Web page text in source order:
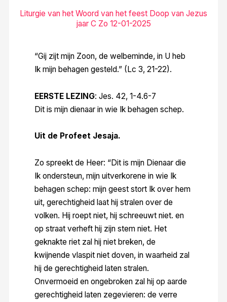
Liturgie van het Woord van het feest Doop van Jezus
jaar C Zo 12-01-2025
“Gij zijt mijn Zoon, de welbeminde, in U heb
Ik mijn behagen gesteld.” (Lc 3, 21-22).
EERSTE LEZING: Jes. 42, 1-4.6-7
Dit is mijn dienaar in wie Ik behagen schep.
Uit de Profeet Jesaja.
Zo spreekt de Heer: “Dit is mijn Dienaar die
Ik ondersteun, mijn uitverkorene in wie Ik
behagen schep: mijn geest stort Ik over hem
uit, gerechtigheid laat hij stralen over de
volken. Hij roept niet, hij schreeuwt niet. en
op straat verheft hij zijn stem niet. Het
geknakte riet zal hij niet breken, de
kwijnende vlaspit niet doven, in waarheid zal
hij de gerechtigheid laten stralen.
Onvermoeid en ongebroken zal hij op aarde
gerechtigheid laten zegevieren: de verre